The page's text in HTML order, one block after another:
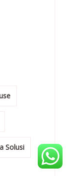
Solusi